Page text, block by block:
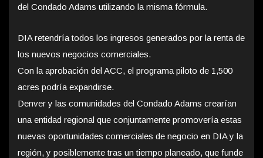
del Condado Adams utilizando la misma fórmula.
DIA retendría todos los ingresos generados por la renta de
los nuevos negocios comerciales.
Con la aprobación del ACC, el programa piloto de 1,500
acres podría expandirse.
Denver y las comunidades del Condado Adams crearían
una entidad regional que conjuntamente promovería estas
nuevas oportunidades comerciales de negocio en DIA y la
región, y posiblemente tras un tiempo planeado, que funde